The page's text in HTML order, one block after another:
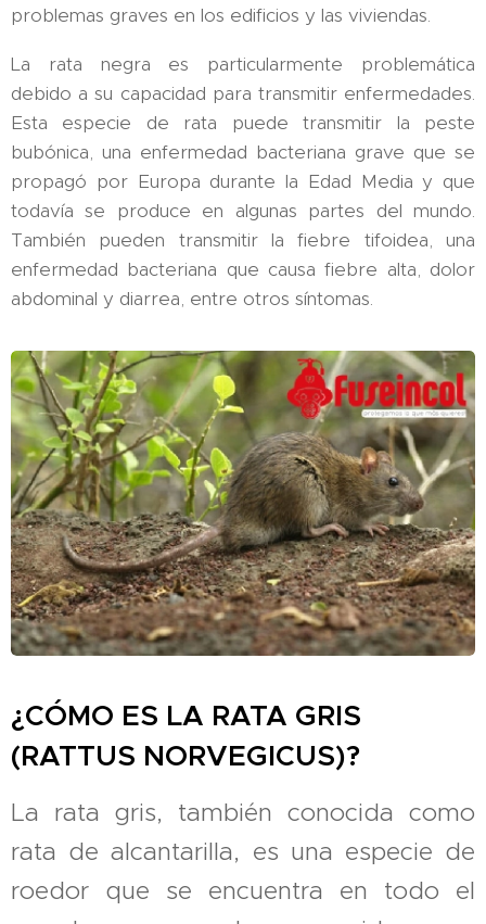
problemas graves en los edificios y las viviendas.
La rata negra es particularmente problemática
debido a su capacidad para transmitir enfermedades.
Esta especie de rata puede transmitir la peste
bubónica, una enfermedad bacteriana grave que se
propagó por Europa durante la Edad Media y que
todavía se produce en algunas partes del mundo.
También pueden transmitir la fiebre tifoidea, una
enfermedad bacteriana que causa fiebre alta, dolor
abdominal y diarrea, entre otros síntomas.
¿CÓMO ES LA RATA GRIS
(RATTUS NORVEGICUS)?
La rata gris, también conocida como
rata de alcantarilla, es una especie de
roedor que se encuentra en todo el